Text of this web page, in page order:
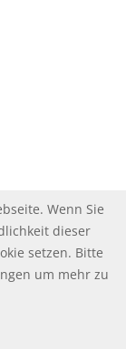
Wenn Sie
dieser
setzen. Bitte
um mehr zu